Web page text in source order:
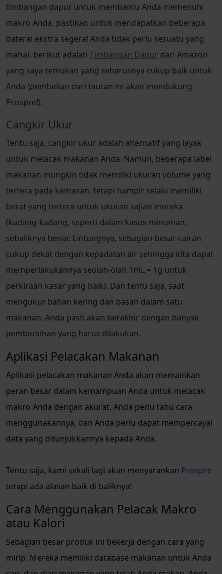
timbangan dapur untuk membantu Anda memenuhi
makro Anda, pastikan untuk mendapatkan beberapa
baterai ekstra segera! Anda tidak perlu sesuatu yang
mahal, berikut adalah Timbangan Dapur dari Amazon
yang saya temukan yang seharusnya cukup baik untuk
Anda (pembelian dari tautan ini akan mendukung
Prospre!).
Cangkir Ukur
Tentu saja, cangkir ukur adalah alternatif yang layak
untuk melacak makanan Anda. Namun, beberapa label
makanan mungkin tidak memiliki ukuran volume yang
tertera pada kemasan, tetapi hampir selalu memiliki
berat yang tertera untuk ukuran sajian mereka
(kadang-kadang, seperti dalam kasus minuman,
sebaliknya benar. Untungnya, sebagian besar cairan
cukup dekat dengan kepadatan air sehingga kita dapat
memperlakukannya seolah-olah 1mL = 1g untuk
perkiraan kasar yang baik). Dan tentu saja, saat
mengukur bahan kering dan basah dalam satu
makanan, Anda pasti akan berakhir dengan banyak
pembersihan yang harus dilakukan.
Aplikasi Pelacakan Makanan
Aplikasi pelacakan makanan Anda akan memainkan
peran besar dalam kemampuan Anda untuk melacak
makro Anda dengan akurat. Anda perlu tahu cara
menggunakannya, dan Anda perlu dapat mempercayai
data yang ditunjukkannya kepada Anda.
Tentu saja, kami sekali lagi akan menyarankan Prospre
tetapi ada alasan baik di baliknya!
Cara Menggunakan Pelacak Makro
atau Kalori
Sebagian besar produk ini bekerja dengan cara yang
mirip. Mereka memiliki database makanan untuk Anda